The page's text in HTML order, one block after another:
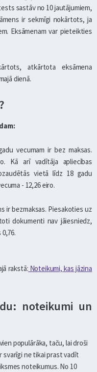
sastāv no 10 jautājumiem,
ir sekmīgi nokārtots, ja
Eksāmenam var pieteikties
atkārtota eksāmena
dienā.
vecumam ir bez maksas.
Kā arī vadītāja apliecības
vietā līdz 18 gadu
- 12,26 eiro.
ir bezmaksas. Piesakoties uz
dokumenti nav jāiesniedz,
rakstā: Noteikumi, kas jāzina
noteikumi un
populārāka, taču, lai droši
svarīgi ne tikai prast vadīt
noteikumus. No 10